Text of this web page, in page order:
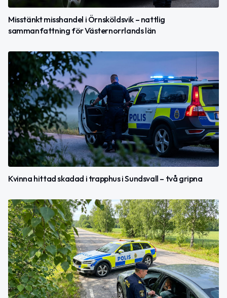
Misstänkt misshandel i Örnsköldsvik – nattlig
sammanfattning för Västernorrlands län
Kvinna hittad skadad i trapphus i Sundsvall – två gripna